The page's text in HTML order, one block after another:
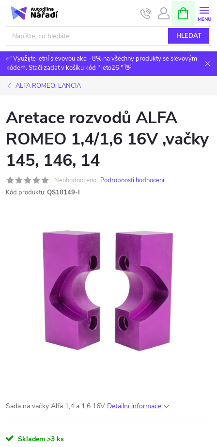
Přejít
obsah
HLEDAT
NÁKUPNÍ
KOŠÍK
✅ Využijte letní slevovou akci -8% na všechny produkty se slevovým
kódem. Stačí zadat v košíku kód " leto26 " 👋
ALFA ROMEO, LANCIA
Aretace rozvodů ALFA
ROMEO 1,4/1,6 16V ,vačky
145, 146, 14
Neohodnoceno Podrobnosti hodnocení
Kód produktu: QS10149-I
Sada na vačky Alfa 1,4 a 1,6 16V Detailní informace
Skladem >3 ks